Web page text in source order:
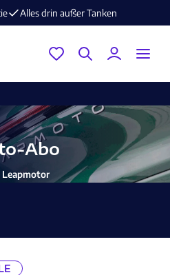
⚡️ jetzt aufladen und
Abo
Leapmotor